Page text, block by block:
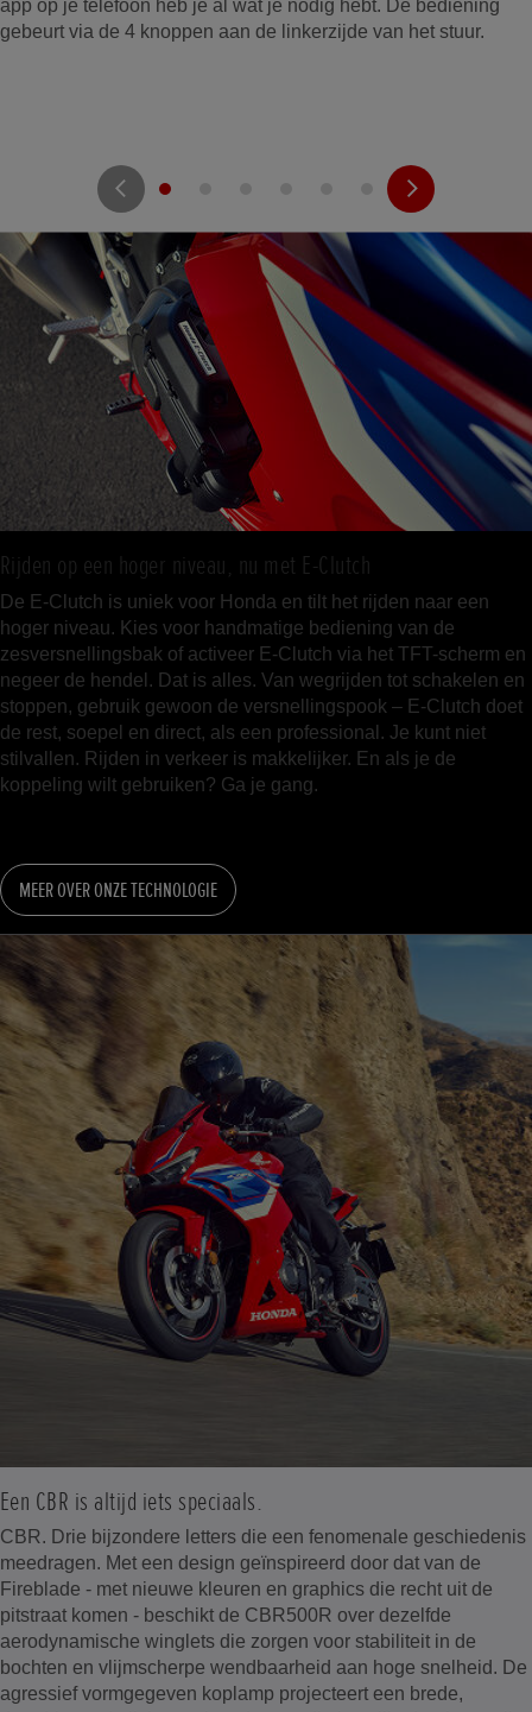
app op je telefoon heb je al wat je nodig hebt. De bediening
gebeurt via de 4 knoppen aan de linkerzijde van het stuur.
Rijden op een hoger niveau, nu met E-Clutch
De E-Clutch is uniek voor Honda en tilt het rijden naar een
hoger niveau. Kies voor handmatige bediening van de
zesversnellingsbak of activeer E-Clutch via het TFT-scherm en
negeer de hendel. Dat is alles. Van wegrijden tot schakelen en
stoppen, gebruik gewoon de versnellingspook – E-Clutch doet
de rest, soepel en direct, als een professional. Je kunt niet
stilvallen. Rijden in verkeer is makkelijker. En als je de
koppeling wilt gebruiken? Ga je gang.
MEER OVER ONZE TECHNOLOGIE
Een CBR is altijd iets speciaals.
CBR. Drie bijzondere letters die een fenomenale geschiedenis
meedragen. Met een design geïnspireerd door dat van de
Fireblade - met nieuwe kleuren en graphics die recht uit de
pitstraat komen - beschikt de CBR500R over dezelfde
aerodynamische winglets die zorgen voor stabiliteit in de
bochten en vlijmscherpe wendbaarheid aan hoge snelheid. De
agressief vormgegeven koplamp projecteert een brede,